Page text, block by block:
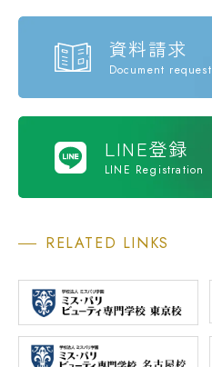
資料請求
Document request
LINE登録
LINE Registration
RELATED LINKS